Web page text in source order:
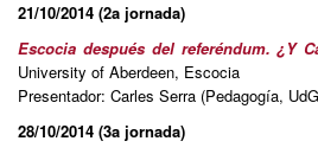
21/10/2014 (2a jornada)
Escocia después del referéndum. ¿Y
University of Aberdeen, Escocia
Presentador: Carles Serra (Pedagogía,
28/10/2014 (3a jornada)